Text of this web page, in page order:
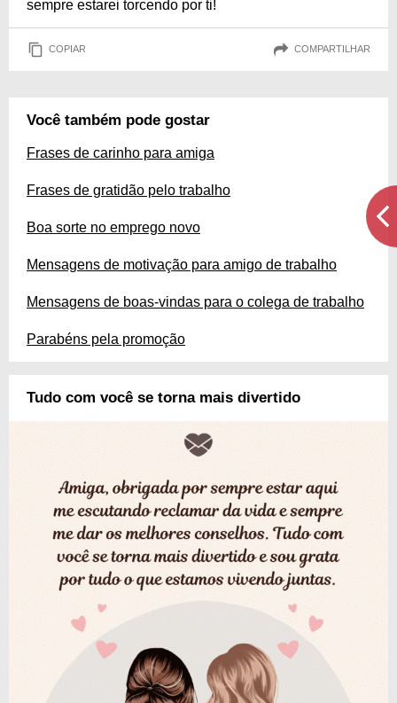
sempre estarei torcendo por ti!
COPIAR COMPARTILHAR
Você também pode gostar
Frases de carinho para amiga
Frases de gratidão pelo trabalho
Boa sorte no emprego novo
Mensagens de motivação para amigo de trabalho
Mensagens de boas-vindas para o colega de trabalho
Parabéns pela promoção
Tudo com você se torna mais divertido